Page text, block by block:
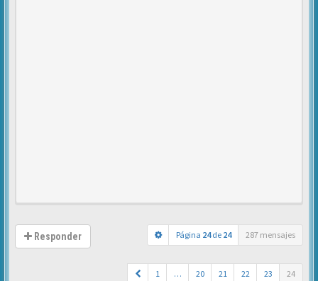
Responder Página 24de 24 287 mensajes
1 … 20 21 22 23 24